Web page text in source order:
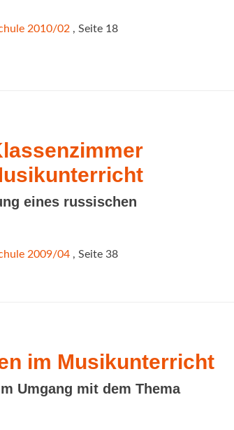
2010/02 , Seite 18

eines russischen
2009/04 , Seite 38
im Musikunterricht
Umgang mit dem Thema